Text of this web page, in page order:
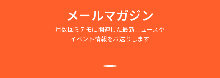
メールマガジン
月数回ミテモに関連した最新ニュースや
イベント情報をお送りします